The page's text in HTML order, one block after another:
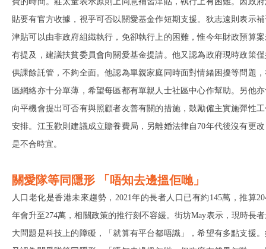
貼要有官方收據，視乎可否以關愛基金作短期支援。狄志遠則表示
津貼可以由非政府組織執行，免卻執行上的困難，惟今年財政預算
有提及，建議扶貧委員會向關愛基金提請。他又認為政府現時政策
供課餘託管，不夠全面。他認為單親家庭同時面對情緒困擾等問題
區網絡亦十分單薄，希望每區都有單親人士社區中心作幫助。另他
向平機會提出可否有與照顧者友善有關的措施，鼓勵僱主實施彈性
安排。江玉歡則建議成立贍養費局，另離婚法律自70年代後沒有更
是不合時宜。
關愛隊等同隱形 「唔知去邊搵佢哋」
人口老化是香港未來趨勢，2021年的長者人口已有約145萬，推算
年會升至274萬，相關政策的推行刻不容緩。街坊May表示，現時長
大問題是科技上的障礙，「就算有平台都唔識」，希望有多點支援